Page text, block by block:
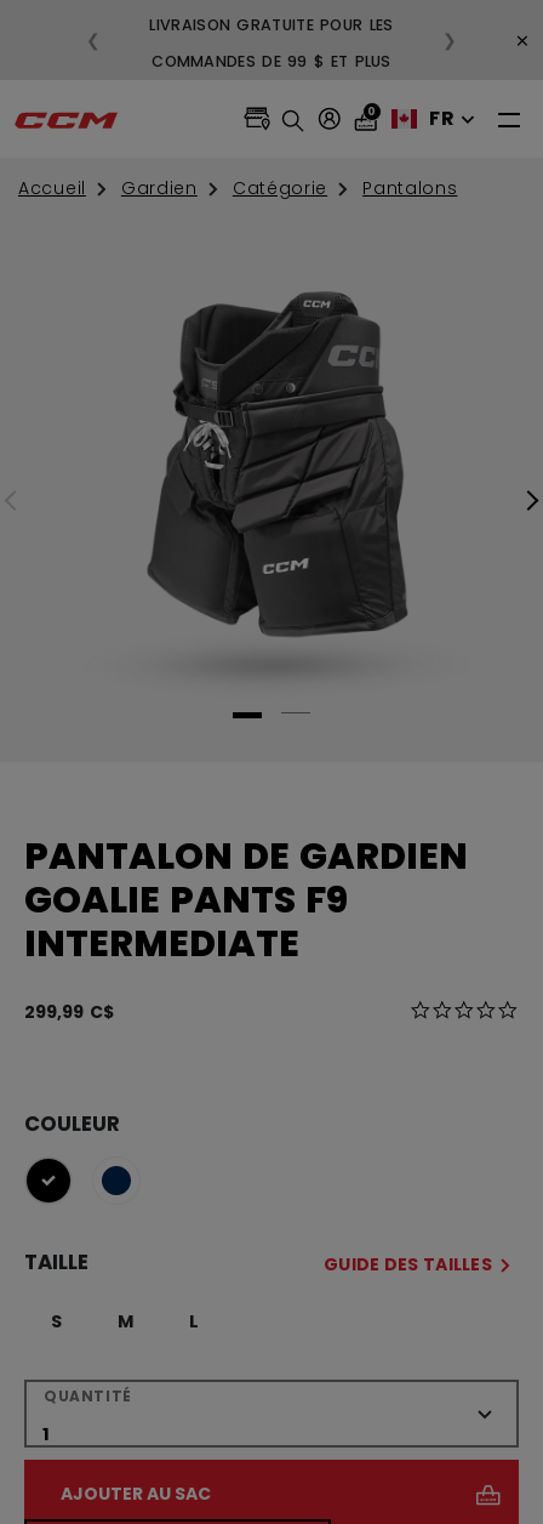
LIVRAISON GRATUITE POUR LES
COMMANDES DE 99 $ ET PLUS
❮ ❯ ×
0 FR
Accueil Gardien Catégorie Pantalons
PANTALON DE GARDIEN
GOALIE PANTS F9
INTERMEDIATE
299,99 C$ 3,7 sur 5
COULEUR
sélectionné
TAILLE GUIDE DES TAILLES
S M L
QUANTITÉ
AJOUTER AU SAC